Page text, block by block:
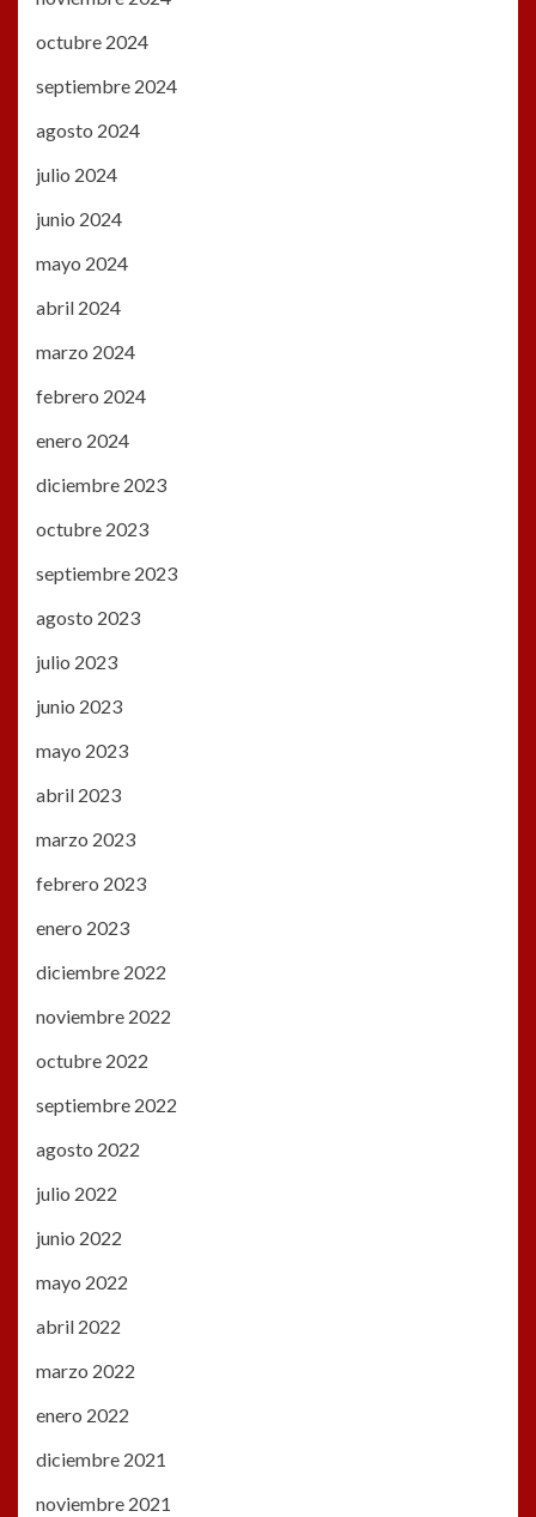
octubre 2024
septiembre 2024
agosto 2024
julio 2024
junio 2024
mayo 2024
abril 2024
marzo 2024
febrero 2024
enero 2024
diciembre 2023
octubre 2023
septiembre 2023
agosto 2023
julio 2023
junio 2023
mayo 2023
abril 2023
marzo 2023
febrero 2023
enero 2023
diciembre 2022
noviembre 2022
octubre 2022
septiembre 2022
agosto 2022
julio 2022
junio 2022
mayo 2022
abril 2022
marzo 2022
enero 2022
diciembre 2021
noviembre 2021